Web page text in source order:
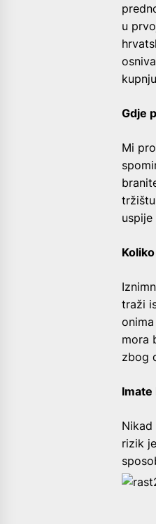
u
Gdje
Mi
traži
mora
zbog
rizik